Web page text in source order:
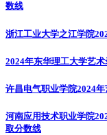
数线
浙江工业大学之江学院
2024年东华理工大学艺
许昌电气职业学院2024
河南应用技术职业学院
取分数线